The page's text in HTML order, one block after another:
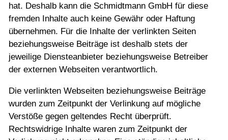
hat. Deshalb kann die Schmidtmann GmbH für diese
fremden Inhalte auch keine Gewähr oder Haftung
übernehmen. Für die Inhalte der verlinkten Seiten
beziehungsweise Beiträge ist deshalb stets der
jeweilige Diensteanbieter beziehungsweise Betreiber
der externen Webseiten verantwortlich.
Die verlinkten Webseiten beziehungsweise Beiträge
wurden zum Zeitpunkt der Verlinkung auf mögliche
Verstöße gegen geltendes Recht überprüft.
Rechtswidrige Inhalte waren zum Zeitpunkt der